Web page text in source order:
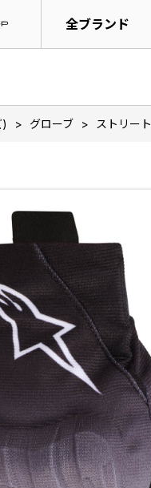
全ブランド
> グローブ > ストリート